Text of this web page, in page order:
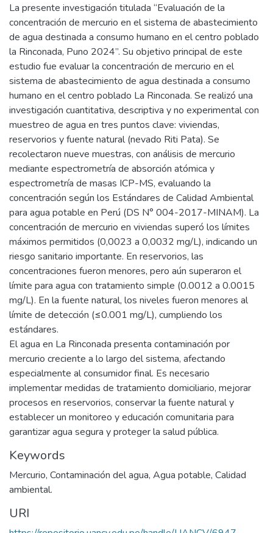
La presente investigación titulada “Evaluación de la
concentración de mercurio en el sistema de abastecimiento
de agua destinada a consumo humano en el centro poblado
la Rinconada, Puno 2024”. Su objetivo principal de este
estudio fue evaluar la concentración de mercurio en el
sistema de abastecimiento de agua destinada a consumo
humano en el centro poblado La Rinconada. Se realizó una
investigación cuantitativa, descriptiva y no experimental con
muestreo de agua en tres puntos clave: viviendas,
reservorios y fuente natural (nevado Riti Pata). Se
recolectaron nueve muestras, con análisis de mercurio
mediante espectrometría de absorción atómica y
espectrometría de masas ICP-MS, evaluando la
concentración según los Estándares de Calidad Ambiental
para agua potable en Perú (DS N° 004-2017-MINAM). La
concentración de mercurio en viviendas superó los límites
máximos permitidos (0,0023 a 0,0032 mg/L), indicando un
riesgo sanitario importante. En reservorios, las
concentraciones fueron menores, pero aún superaron el
límite para agua con tratamiento simple (0.0012 a 0.0015
mg/L). En la fuente natural, los niveles fueron menores al
límite de detección (≤0.001 mg/L), cumpliendo los
estándares.
El agua en La Rinconada presenta contaminación por
mercurio creciente a lo largo del sistema, afectando
especialmente al consumidor final. Es necesario
implementar medidas de tratamiento domiciliario, mejorar
procesos en reservorios, conservar la fuente natural y
establecer un monitoreo y educación comunitaria para
garantizar agua segura y proteger la salud pública.
Keywords
Mercurio, Contaminación del agua, Agua potable, Calidad
ambiental.
URI